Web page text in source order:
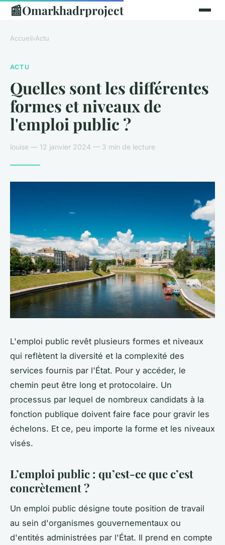
📰Omarkhadrproject
Accueil›Actu
ACTU
Quelles sont les différentes
formes et niveaux de
l'emploi public ?
louise — 12 janvier 2024 — 3 min de lecture
L'emploi public revêt plusieurs formes et niveaux
qui reflètent la diversité et la complexité des
services fournis par l'État. Pour y accéder, le
chemin peut être long et protocolaire. Un
processus par lequel de nombreux candidats à la
fonction publique doivent faire face pour gravir les
échelons. Et ce, peu importe la forme et les niveaux
visés.
L’emploi public : qu’est-ce que c’est
concrètement ?
Un emploi public désigne toute position de travail
au sein d'organismes gouvernementaux ou
d'entités administrées par l'État. Il prend en compte